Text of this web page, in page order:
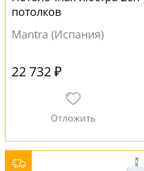
потолков
Mantra (Испания)
22 732 ₽